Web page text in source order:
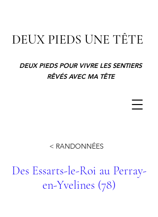
DEUX PIEDS UNE TÊTE
DEUX PIEDS POUR VIVRE LES SENTIERS
RÊVÉS AVEC MA TÊTE
< RANDONNÉES
Des Essarts-le-Roi au Perray-
en-Yvelines (78)